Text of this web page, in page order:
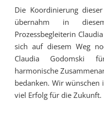
Die Koordinierung
übernahm in
Prozessbegleiterin
sich auf diesem Weg
Claudia Godomski
harmonische
bedanken. Wir wünschen
viel Erfolg für die Zukunft.